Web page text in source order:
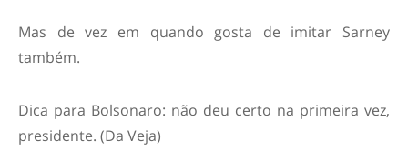
Mas de vez em quando gosta de imitar Sarney
também.
Dica para Bolsonaro: não deu certo na primeira vez,
presidente. (Da Veja)